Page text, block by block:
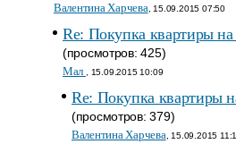
Валентина Харчева , 15.09.2015 07:50
Re: Покупка квартиры
(просмотров: 425)
Мал , 15.09.2015 10:09
Re: Покупка квартиры
(просмотров: 379)
Валентина Харчева , 15.09.2015